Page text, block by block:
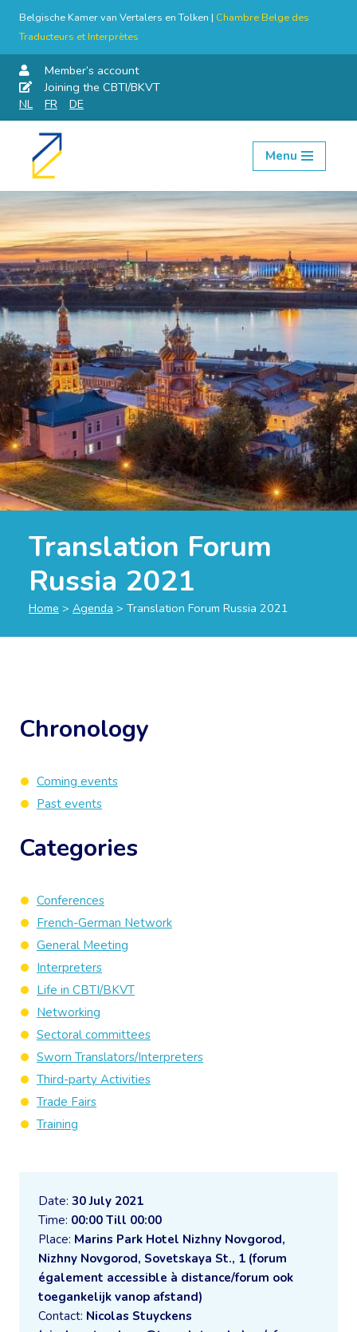
Belgische Kamer van Vertalers en Tolken | Chambre Belge des
Traducteurs et Interprètes
Member’s account
Joining the CBTI/BKVT
NL
FR DE
Skip
content
Menu
Translation Forum
Russia 2021
Home > Agenda > Translation Forum Russia 2021
Date: 30 July 2021
Time: 00:00 Till 00:00
Place: Marins Park Hotel Nizhny Novgorod,
Nizhny Novgorod, Sovetskaya St., 1 (forum
également accessible à distance/forum ook
toegankelijk vanop afstand)
Contact: Nicolas Stuyckens
Chronology
Coming events
Past events
Categories
Conferences
French-German Network
General Meeting
Interpreters
Life in CBTI/BKVT
Networking
Sectoral committees
Sworn Translators/Interpreters
Third-party Activities
Trade Fairs
Training